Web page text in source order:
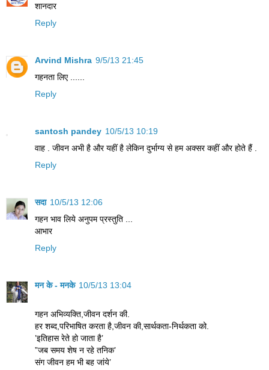
शानदार
Reply
Arvind Mishra 9/5/13 21:45
गहनता लिए ......
Reply
santosh pandey 10/5/13 10:19
वाह . जीवन अभी है और यहीं है लेकिन दुर्भाग्य से हम अक्सर कहीं और होते हैं .
Reply
सदा 10/5/13 12:06
गहन भाव लिये अनुपम प्रस्‍तुति ...
आभार
Reply
मन के - मनके 10/5/13 13:04
गहन अभिव्यक्ति,जीवन दर्शन की.
हर शब्द,परिभाषित करता है,जीवन की,सार्थकता-निर्थकता को.
’इतिहास रेते हो जाता है’
”जब समय शेष न रहे तनिक’
संग जीवन हम भी बह जांये’